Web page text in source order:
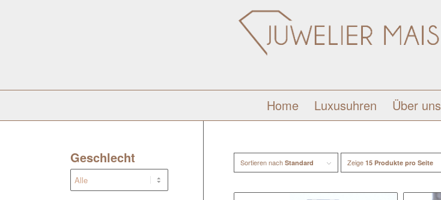
Home Luxusuhren Über uns
Sortieren nachStandard Zeige15 Produkte pro Seite
Geschlecht